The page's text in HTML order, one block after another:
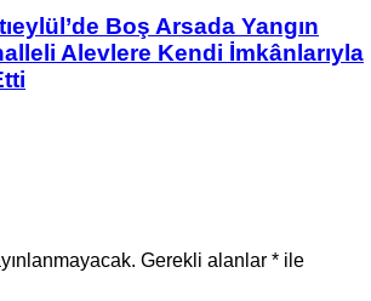
Boş Arsada Yangın
Alevlere Kendi İmkânlarıyla
Gerekli alanlar * ile